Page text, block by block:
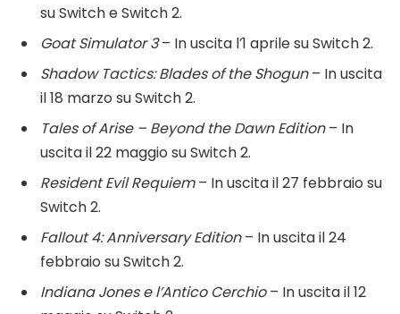
su Switch e Switch 2.
Goat Simulator 3– In uscita l’1 aprile su Switch 2.
Shadow Tactics: Blades of the Shogun– In uscita
il 18 marzo su Switch 2.
Tales of Arise – Beyond the Dawn Edition– In
uscita il 22 maggio su Switch 2.
Resident Evil Requiem– In uscita il 27 febbraio su
Switch 2.
Fallout 4: Anniversary Edition– In uscita il 24
febbraio su Switch 2.
Indiana Jones e l’Antico Cerchio– In uscita il 12